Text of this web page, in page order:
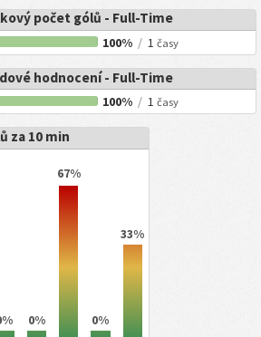
počet gólů - Full-Time
100% / 1časy
hodnocení - Full-Time
100% / 1časy
za 10 min
0%
67%
0%
33%